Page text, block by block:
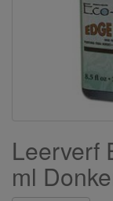
Leerverf
ml